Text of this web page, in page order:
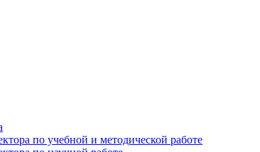
по учебной и методической работе